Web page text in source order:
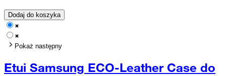
Dodaj do koszyka
Pokaż następny
Etui Samsung ECO-Leather Case do